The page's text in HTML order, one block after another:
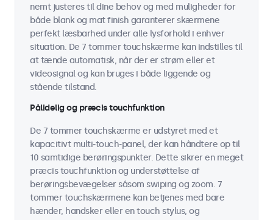
nemt justeres til dine behov og med muligheder for
både blank og mat finish garanterer skærmene
perfekt læsbarhed under alle lysforhold i enhver
situation. De 7 tommer touchskærme kan indstilles til
at tænde automatisk, når der er strøm eller et
videosignal og kan bruges i både liggende og
stående tilstand.
Pålidelig og præcis touchfunktion
De 7 tommer touchskærme er udstyret med et
kapacitivt multi-touch-panel, der kan håndtere op til
10 samtidige berøringspunkter. Dette sikrer en meget
præcis touchfunktion og understøttelse af
berøringsbevægelser såsom swiping og zoom. 7
tommer touchskærmene kan betjenes med bare
hænder, handsker eller en touch stylus, og